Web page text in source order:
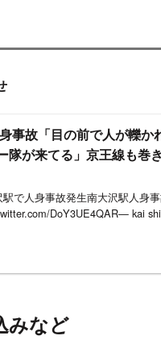
事故「目の前で人が轢か
隊が来てる」京王線も巻
で人身事故発生南大沢駅人身
DoY3UE4QAR— kai
みなど